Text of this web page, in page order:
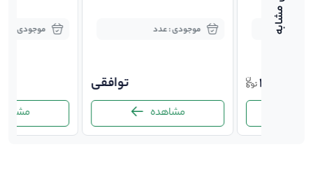
192,400
موجودی : عدد
توافقی
مشاهده
موجودی : 1 عدد